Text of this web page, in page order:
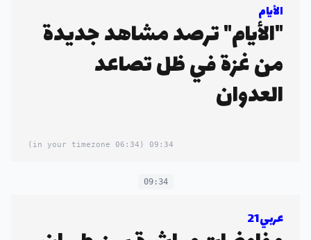
الأيام
"الأيام" ترصد مشاهد جديدة
من غزة في ظل تصاعد
العدوان
09:34
(06:34 in your timezone)
09:34
عربي21